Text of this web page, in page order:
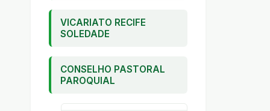
VICARIATO RECIFE
SOLEDADE
CONSELHO PASTORAL
PAROQUIAL